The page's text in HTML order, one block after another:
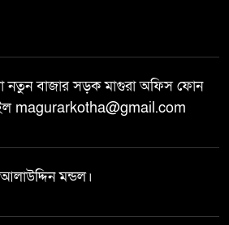
নতুন বাজার সড়ক মাগুরা অফিস ফোন
magurarkotha@gmail.com
মন্ডল।